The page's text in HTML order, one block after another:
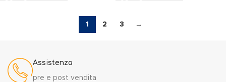
1 2 3 →
Assistenza
pre e post vendita